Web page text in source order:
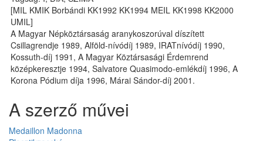
[MIL KMIK Borbándi KK1992 KK1994 MEIL KK1998 KK2000
UMIL]
A Magyar Népköztársaság aranykoszorúval díszített
Csillagrendje 1989, Alföld-nívódíj 1989, IRATnívódíj 1990,
Kossuth-díj 1991, A Magyar Köztársasági Érdemrend
középkeresztje 1994, Salvatore Quasimodo-emlékdíj 1996, A
Korona Pódium díja 1996, Márai Sándor-díj 2001.
A szerző művei
Medaillon Madonna